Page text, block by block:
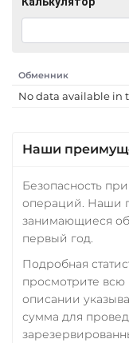
Обменник
No data available in
Наши
Безопасность
операций. Наши
занимающиеся
первый год.
Подробная
просмотрите
описании
сумма для